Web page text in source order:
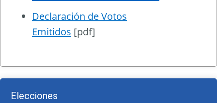
Declaración de Votos
Emitidos [pdf]
Elecciones